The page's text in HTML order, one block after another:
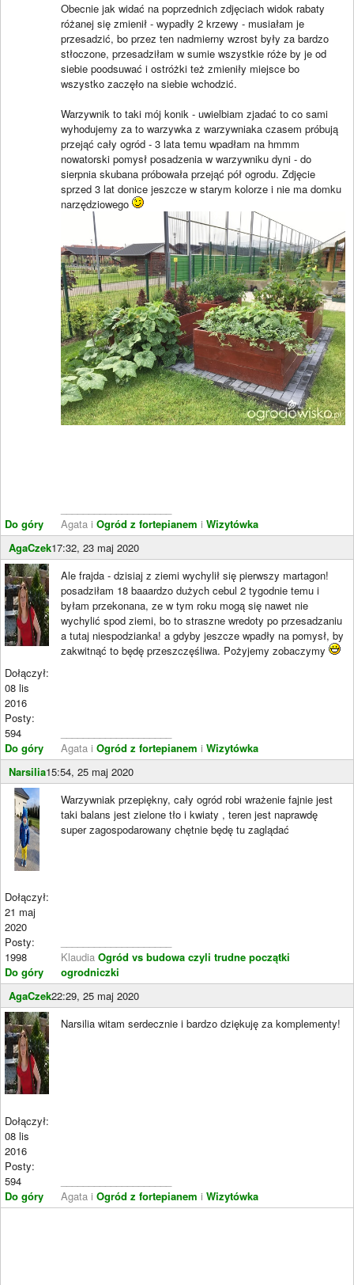
Do góry
Obecnie jak widać na poprzednich zdjęciach widok rabaty
różanej się zmienił - wypadły 2 krzewy - musiałam je
przesadzić, bo przez ten nadmierny wzrost były za bardzo
stłoczone, przesadziłam w sumie wszystkie róże by je od
siebie poodsuwać i ostróżki też zmieniły miejsce bo
wszystko zaczęło na siebie wchodzić.
Warzywnik to taki mój konik - uwielbiam zjadać to co sami
wyhodujemy za to warzywka z warzywniaka czasem próbują
przejąć cały ogród - 3 lata temu wpadłam na hmmm
nowatorski pomysł posadzenia w warzywniku dyni - do
sierpnia skubana próbowała przejąć pół ogrodu. Zdjęcie
sprzed 3 lat donice jeszcze w starym kolorze i nie ma domku
narzędziowego
Agata i Ogród z fortepianem i Wizytówka
AgaCzek17:32, 23 maj 2020
Dołączył:
08 lis
2016
Posty:
594
Do góry
Ale frajda - dzisiaj z ziemi wychylił się pierwszy martagon!
posadziłam 18 baaardzo dużych cebul 2 tygodnie temu i
byłam przekonana, ze w tym roku mogą się nawet nie
wychylić spod ziemi, bo to straszne wredoty po przesadzaniu
a tutaj niespodzianka! a gdyby jeszcze wpadły na pomysł, by
zakwitnąć to będę przeszczęśliwa. Pożyjemy zobaczymy
Agata i Ogród z fortepianem i Wizytówka
Narsilia15:54, 25 maj 2020
Dołączył:
21 maj
2020
Posty:
1998
Do góry
Warzywniak przepiękny, cały ogród robi wrażenie fajnie jest
taki balans jest zielone tło i kwiaty , teren jest naprawdę
super zagospodarowany chętnie będę tu zaglądać
Klaudia Ogród vs budowa czyli trudne początki
ogrodniczki
AgaCzek22:29, 25 maj 2020
Dołączył:
08 lis
2016
Posty:
594
Do góry
Narsilia witam serdecznie i bardzo dziękuję za komplementy!
Agata i Ogród z fortepianem i Wizytówka